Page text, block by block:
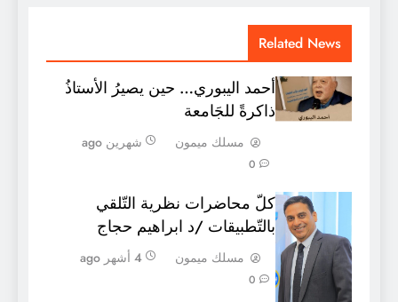
Related News
أحمد اليبوري… حين يصيرُ الأستاذُ
ذاكرةً للجَامعة
مسلك ميمون شهرين ago
كلّ محاضرات نظرية التّلقي
بالتّطبيقات /د ابراهيم حجاج
مسلك ميمون
0